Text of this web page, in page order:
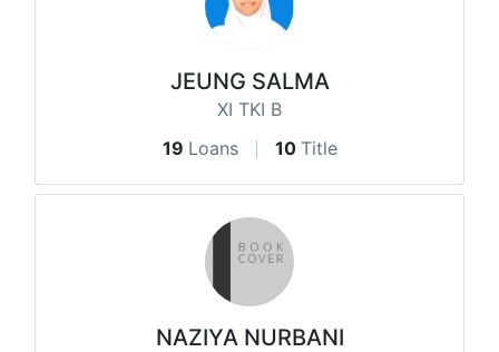
JEUNG SALMA
XI TKI B
19 Loans 10 Title
NAZIYA NURBANI